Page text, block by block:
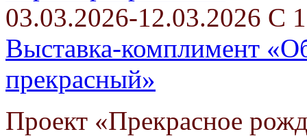
03.03.2026-12.03.2026 С
Выставка-комплимент
прекрасный»
Проект «Прекрасное